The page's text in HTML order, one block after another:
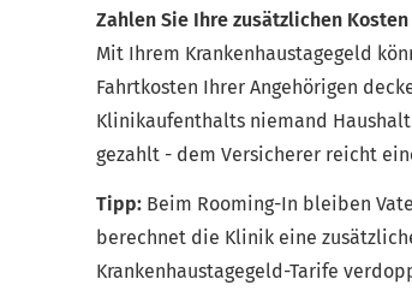
Zahlen Sie Ihre zusätzlichen
Mit Ihrem Krankenhaustagegeld
Fahrtkosten Ihrer Angehörigen
Klinikaufenthalts niemand
gezahlt - dem Versicherer reicht
Tipp: Beim Rooming-In bleiben
berechnet die Klinik eine
Krankenhaustagegeld-Tarife